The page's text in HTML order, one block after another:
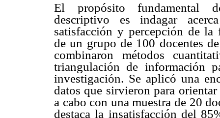
El propósito fundamental
descriptivo es indagar
satisfacción y percepción de
de un grupo de 100 docentes
combinaron métodos
triangulación de información
investigación. Se aplicó una
datos que sirvieron para
a cabo con una muestra de 20
destaca la insatisfacción del